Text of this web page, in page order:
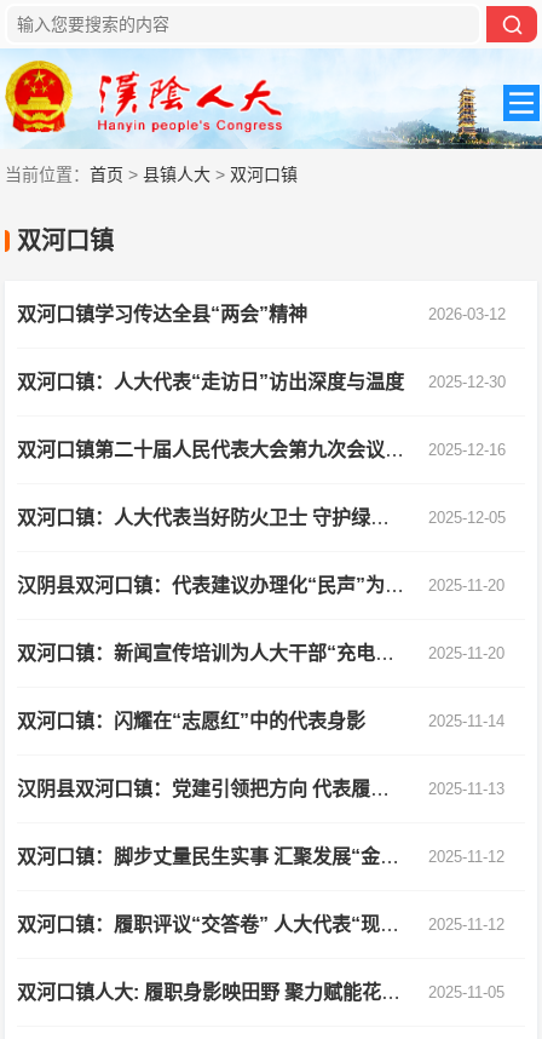
当前位置：首页 >县镇人大 > 双河口镇
双河口镇
双河口镇学习传达全县“两会”精神 2026-03-12
双河口镇：人大代表“走访日”访出深度与温度 2025-12-30
双河口镇第二十届人民代表大会第九次会议胜利召开 2025-12-16
双河口镇：人大代表当好防火卫士 守护绿水青山 2025-12-05
汉阴县双河口镇：代表建议办理化“民声”为“民生” 2025-11-20
双河口镇：新闻宣传培训为人大干部“充电赋能” 2025-11-20
双河口镇：闪耀在“志愿红”中的代表身影 2025-11-14
汉阴县双河口镇：党建引领把方向 代表履职显担当 2025-11-13
双河口镇：脚步丈量民生实事 汇聚发展“金点子” 2025-11-12
双河口镇：履职评议“交答卷” 人大代表“现场评” 2025-11-12
双河口镇人大: 履职身影映田野 聚力赋能花经济 2025-11-05